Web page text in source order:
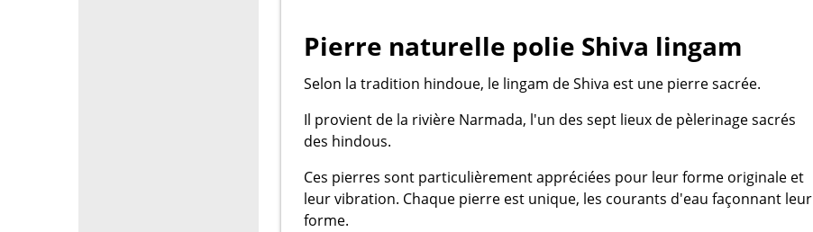
Pierre naturelle polie Shiva lingam
Selon la tradition hindoue, le lingam de Shiva est une pierre sacrée.
Il provient de la rivière Narmada, l'un des sept lieux de pèlerinage sacrés
des hindous.
Ces pierres sont particulièrement appréciées pour leur forme originale et
leur vibration. Chaque pierre est unique, les courants d'eau façonnant leur
forme.